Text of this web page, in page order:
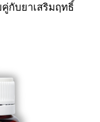
กับยาเสริมฤทธิ์